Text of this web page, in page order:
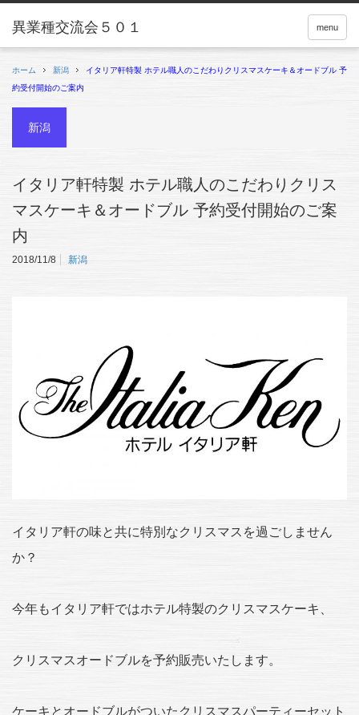
menu
ホーム 新潟
イタリア軒特製 ホテル職人のこだわりクリスマスケーキ＆オードブル 予
約受付開始のご案内
新潟
イタリア軒特製 ホテル職人のこだわりクリス
マスケーキ＆オードブル 予約受付開始のご案
内
2018/11/8 新潟
イタリア軒の味と共に特別なクリスマスを過ごしません
か？
今年もイタリア軒ではホテル特製のクリスマスケーキ、
クリスマスオードブルを予約販売いたします。
ケーキとオードブルがついたクリスマスパーティーセット